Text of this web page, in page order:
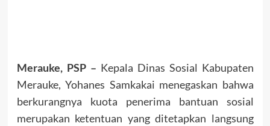
Merauke, PSP – Kepala Dinas Sosial Kabupaten
Merauke, Yohanes Samkakai menegaskan bahwa
berkurangnya kuota penerima bantuan sosial
merupakan ketentuan yang ditetapkan langsung